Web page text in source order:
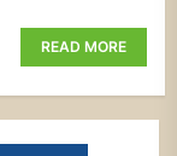
READ MORE